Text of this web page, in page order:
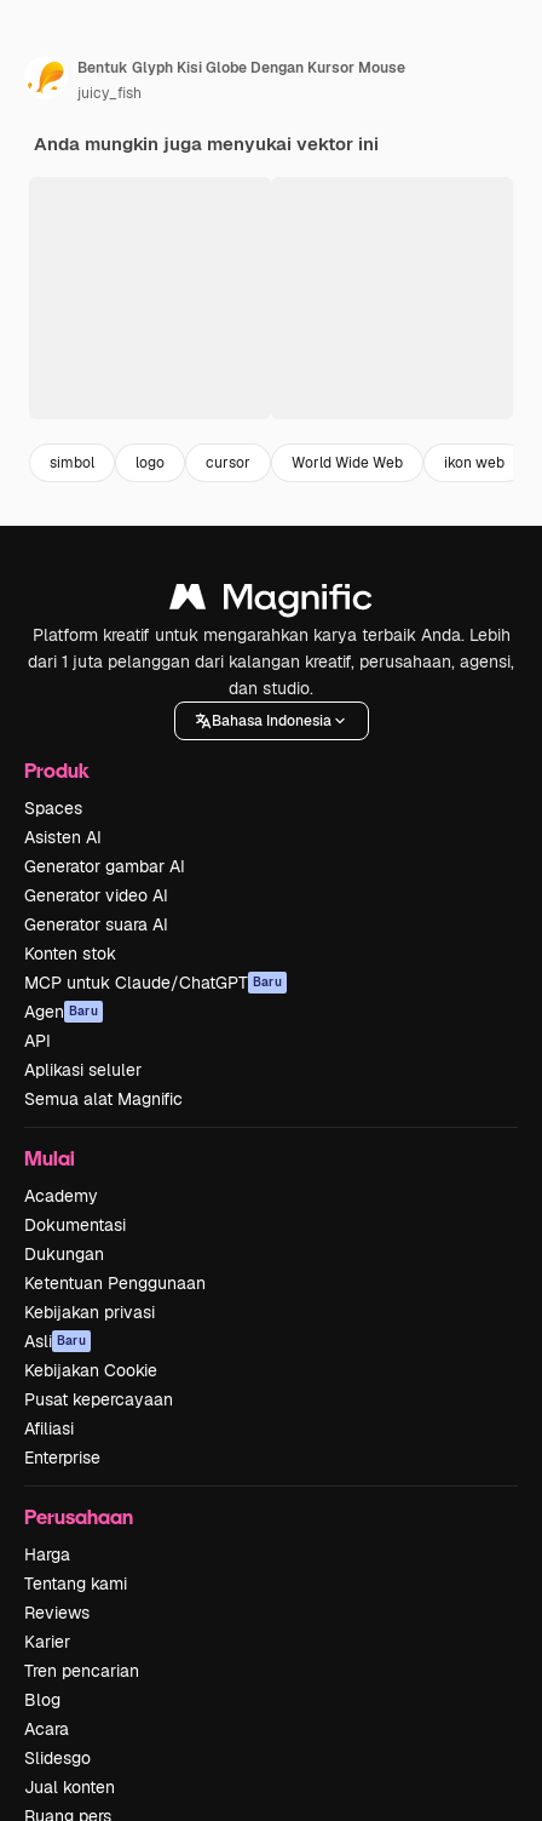
Bentuk Glyph Kisi Globe Dengan Kursor Mouse
juicy_fish
Anda mungkin juga menyukai vektor ini
simbol logo cursor World Wide Web ikon web
Platform kreatif untuk mengarahkan karya terbaik Anda. Lebih
dari 1 juta pelanggan dari kalangan kreatif, perusahaan, agensi,
dan studio.
Bahasa Indonesia
Produk
Spaces
Asisten AI
Generator gambar AI
Generator video AI
Generator suara AI
Konten stok
MCP untuk Claude/ChatGPT Baru
Agen Baru
API
Aplikasi seluler
Semua alat Magnific
Mulai
Academy
Dokumentasi
Dukungan
Ketentuan Penggunaan
Kebijakan privasi
Asli Baru
Kebijakan Cookie
Pusat kepercayaan
Afiliasi
Enterprise
Perusahaan
Harga
Tentang kami
Reviews
Karier
Tren pencarian
Blog
Acara
Slidesgo
Jual konten
Ruang pers